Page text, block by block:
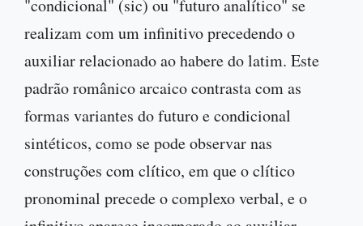
"condicional" (sic) ou "futuro analítico" se
realizam com um infinitivo precedendo o
auxiliar relacionado ao habere do latim. Este
padrão românico arcaico contrasta com as
formas variantes do futuro e condicional
sintéticos, como se pode observar nas
construções com clítico, em que o clítico
pronominal precede o complexo verbal, e o